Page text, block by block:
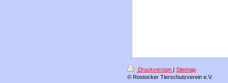
Druckversion | Sitemap
© Rostocker Tierschutzverein e.V.